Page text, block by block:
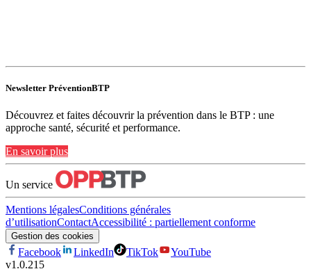
Newsletter PréventionBTP
Découvrez et faites découvrir la prévention dans le BTP : une
approche santé, sécurité et performance.
En savoir plus
Un service
Mentions légalesConditions générales
d’utilisationContactAccessibilité : partiellement conforme
Gestion des cookies
Facebook LinkedIn TikTok
YouTube
v1.0.215